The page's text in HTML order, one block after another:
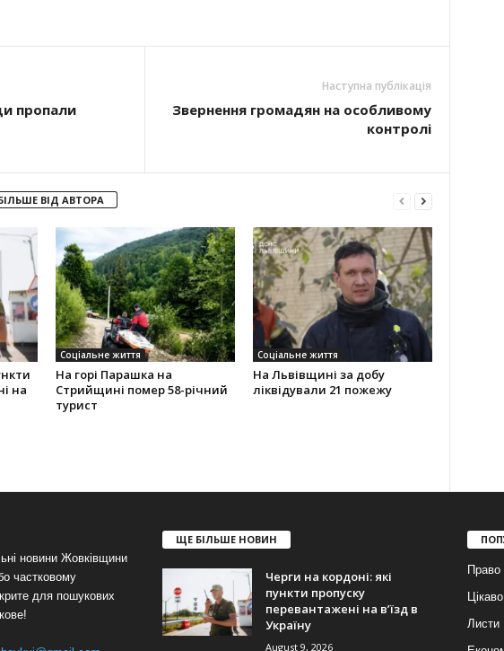
пропали
Наступна публікація
Звернення громадян на особливому
контролі
ВІД АВТОРА
на
Соціальне життя
На горі Парашка на
Стрийщині помер 58-річний
турист
Соціальне життя
На Львівщині за добу
ліквідували 21 пожежу
новини Жовківщини
частковому
для пошукових
ЩЕ БІЛЬШЕ НОВИН
Черги на кордоні: які
пункти пропуску
перевантажені на вʼїзд в
Україну
August 9, 2026
Право
Цікаво
Листи